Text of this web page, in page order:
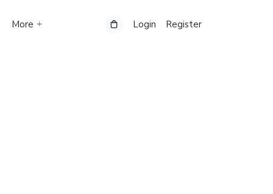
More Login Register